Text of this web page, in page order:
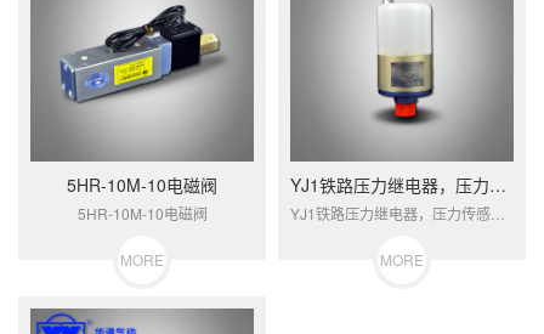
5HR-10M-10电磁阀
5HR-10M-10电磁阀
MORE
YJ1铁路压力继电器，压力传感器
MORE